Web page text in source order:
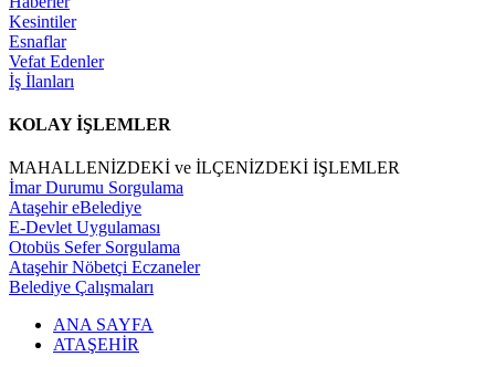
Kesintiler
Esnaflar
Vefat Edenler
İş İlanları
KOLAY İŞLEMLER
MAHALLENİZDEKİ ve İLÇENİZDEKİ İŞLEMLER
İmar Durumu Sorgulama
Ataşehir eBelediye
E-Devlet Uygulaması
Otobüs Sefer Sorgulama
Ataşehir Nöbetçi Eczaneler
Belediye Çalışmaları
ANA SAYFA
ATAŞEHİR